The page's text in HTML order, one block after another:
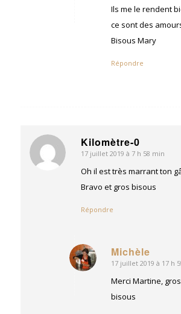
Ils me le rendent
ce sont des
Bisous Mary
Répondre
Kilomètre-0
dit
:
17 juillet 2019 à 7 h 58 min
Oh il est très marrant ton
Bravo et gros bisous
Répondre
Michèle
dit
17 juillet 2019 à 17 h
Merci Martine, gros
bisous